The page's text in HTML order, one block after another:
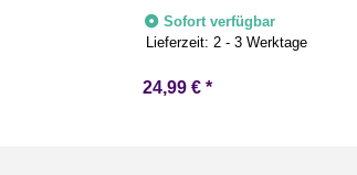
Namen Datum 34x18x20cm -
Holzkiste Geschenkidee
Sofort verfügbar
Lieferzeit:2 - 3 Werktage
24,99 € *